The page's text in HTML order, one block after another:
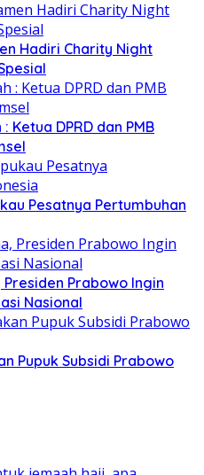
Hadiri Charity Night
Ketua DPRD dan PMB
Pesatnya Pertumbuhan
Prabowo Ingin
Nasional
Pupuk Subsidi Prabowo